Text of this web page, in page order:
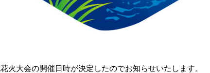
火大会の開催日時が決定したのでお知らせいたします。